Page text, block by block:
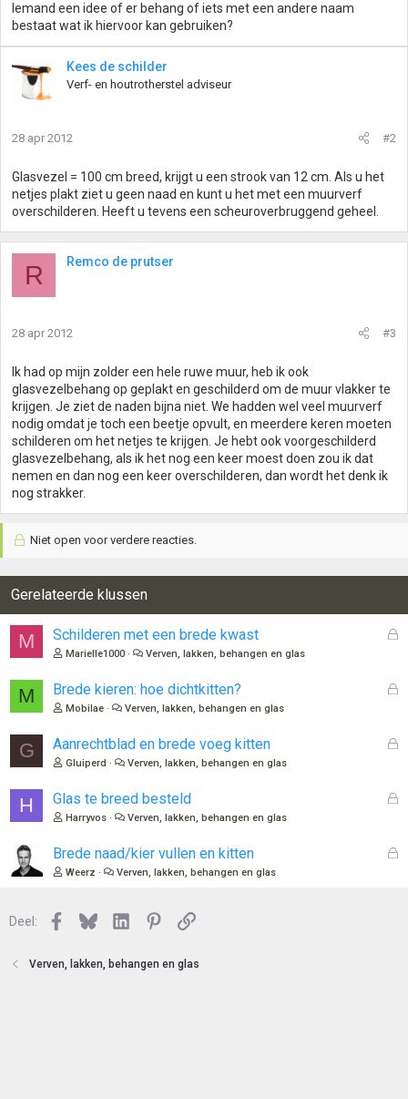
Iemand een idee of er behang of iets met een andere naam
bestaat wat ik hiervoor kan gebruiken?
Kees de schilder
Verf- en houtrotherstel adviseur
28 apr 2012 #2
Glasvezel = 100 cm breed, krijgt u een strook van 12 cm. Als u het
netjes plakt ziet u geen naad en kunt u het met een muurverf
overschilderen. Heeft u tevens een scheuroverbruggend geheel.
R Remco de prutser
28 apr 2012 #3
Ik had op mijn zolder een hele ruwe muur, heb ik ook
glasvezelbehang op geplakt en geschilderd om de muur vlakker te
krijgen. Je ziet de naden bijna niet. We hadden wel veel muurverf
nodig omdat je toch een beetje opvult, en meerdere keren moeten
schilderen om het netjes te krijgen. Je hebt ook voorgeschilderd
glasvezelbehang, als ik het nog een keer moest doen zou ik dat
nemen en dan nog een keer overschilderen, dan wordt het denk ik
nog strakker.
Niet open voor verdere reacties.
Gerelateerde klussen
M
G
n
Schilderen met een brede kwast
Marielle1000 Verven, lakken, behangen en glas
M
G
n
Brede kieren: hoe dichtkitten?
Mobilae Verven, lakken, behangen en glas
G
G
n
Aanrechtblad en brede voeg kitten
Gluiperd Verven, lakken, behangen en glas
H
G
Glas te breed besteld
Harryvos Verven, lakken, behangen en glas
G
Brede naad/kier vullen en kitten
Weerz Verven, lakken, behangen en glas
Deel: Facebook
BlueskyLinkedInPinterest
Link
Verven, lakken, behangen en glas